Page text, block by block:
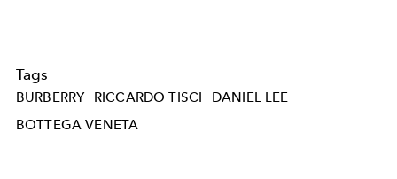
Tags
BURBERRY RICCARDO TISCI
DANIEL LEE
BOTTEGA VENETA